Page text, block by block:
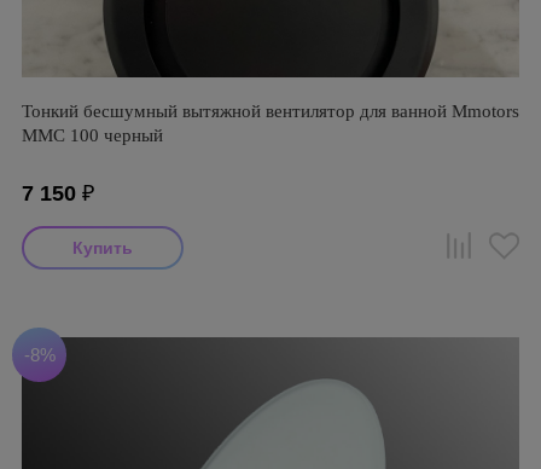
Тонкий бесшумный вытяжной вентилятор для ванной Mmotors
ММC 100 черный
7 150 ₽
-8%